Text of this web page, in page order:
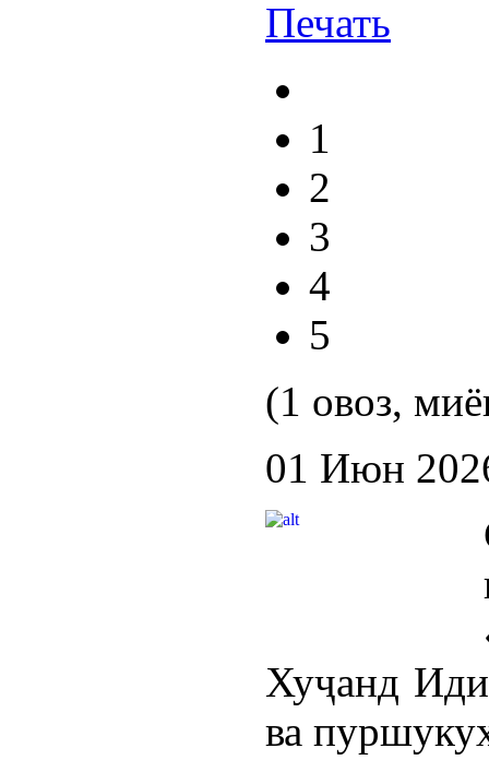
1
2
3
4
5
(1 овоз,
01 Июн
Хуҷанд Иди
ва